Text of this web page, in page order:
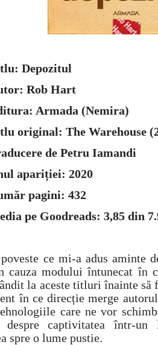
Depozitul
Rob Hart
Armada (Nemira)
original: The Warehouse
de Petru Iamandi
apariției: 2020
pagini: 432
pe Goodreads: 3,85 din
ce mi-a adus aminte
cauza modului întunecat în
la aceste titluri înainte să
în ce direcție merge
care ne vor
despre captivitatea într-
spre o lume pustie.